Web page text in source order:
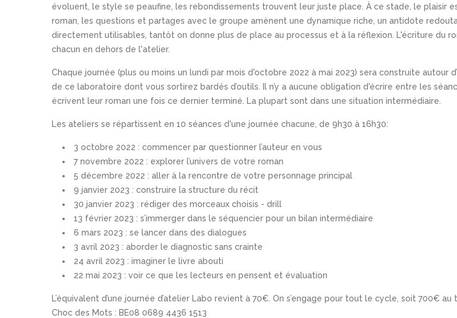
évoluent, le style se peaufine, les rebondissements trouvent leur juste place. À ce stade, le
roman, les questions et partages avec le groupe amènent une dynamique riche, un antidote
directement utilisables, tantôt on donne plus de place au processus et à la réflexion. L'écriture du
chacun en dehors de l'atelier.
Chaque journée (plus ou moins un lundi par mois d'octobre 2022 à mai 2023) sera construite autour
de ce laboratoire dont vous sortirez bardés d’outils. Il n’y a aucune obligation d'écrire entre les
écrivent leur roman une fois ce dernier terminé. La plupart sont dans une situation intermédiaire.
Les ateliers se répartissent en 10 séances d'une journée chacune, de 9h30 à 16h30:
3 octobre 2022 : commencer par questionner l’auteur en vous
7 novembre 2022 : explorer l’univers de votre roman
5 décembre 2022 : aller à la rencontre de votre personnage principal
9 janvier 2023 : construire la structure du récit
30 janvier 2023 : rédiger des morceaux choisis - drill
13 février 2023 : s’immerger dans le séquencier pour un bilan intermédiaire
6 mars 2023 : se lancer dans des dialogues
3 avril 2023 : aborder le diagnostic sans crainte
24 avril 2023 : imaginer le livre abouti
22 mai 2023 : voir ce que les lecteurs en pensent et évaluation
L’équivalent d’une journée d’atelier Labo revient à 70€. On s’engage pour tout le cycle, soit 700€
Choc des Mots : BE08 0689 4436 1513